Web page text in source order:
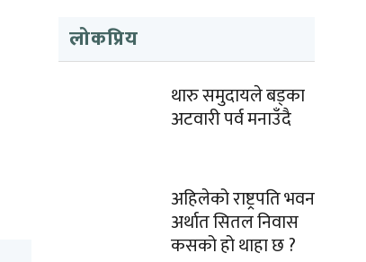
लोकप्रिय
थारु समुदायले बड्का
अटवारी पर्व मनाउँदै
अहिलेको राष्ट्रपति भवन
अर्थात सितल निवास
कसको हो थाहा छ ?